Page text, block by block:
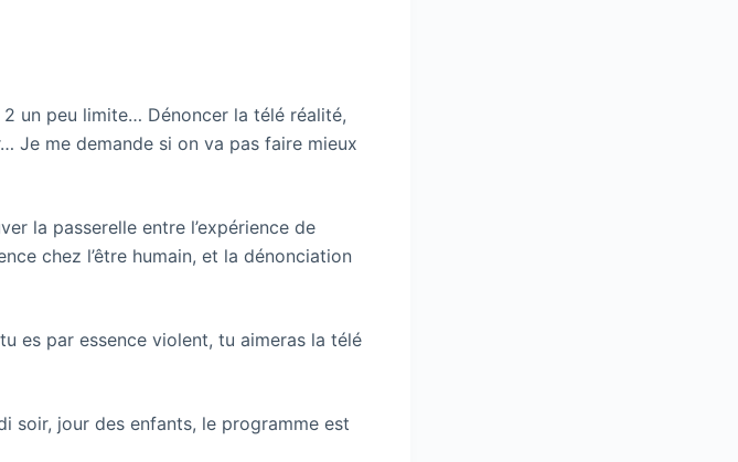
un peu limite… Dénoncer la télé réalité,
Je me demande si on va pas faire mieux
la passerelle entre l’expérience de
chez l’être humain, et la dénonciation
es par essence violent, tu aimeras la télé
soir, jour des enfants, le programme est